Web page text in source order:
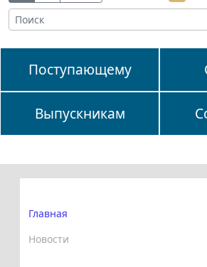
Поступающему
Выпускникам
Главная
Новости